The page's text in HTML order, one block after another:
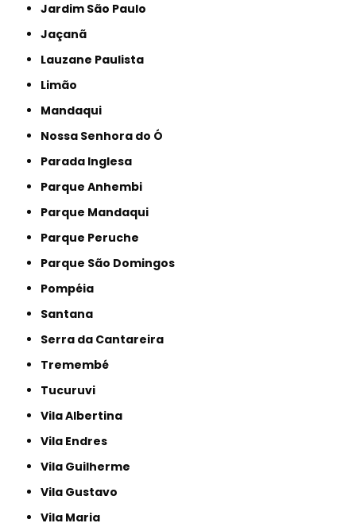
Jardim São Paulo
Jaçanã
Lauzane Paulista
Limão
Mandaqui
Nossa Senhora do Ó
Parada Inglesa
Parque Anhembi
Parque Mandaqui
Parque Peruche
Parque São Domingos
Pompéia
Santana
Serra da Cantareira
Tremembé
Tucuruvi
Vila Albertina
Vila Endres
Vila Guilherme
Vila Gustavo
Vila Maria